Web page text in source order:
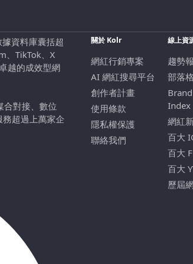
資料庫囊括超
、TikTok、X
越的成效型網
合對接、數位
超過上萬家企
關於 Kolr
網紅行銷專案
AI 網紅搜尋平台
創作者計畫
使用條款
隱私權保護
聯絡我們
線上資
趨勢
部落格
Index
網紅
百大
百大
百大
歷屆